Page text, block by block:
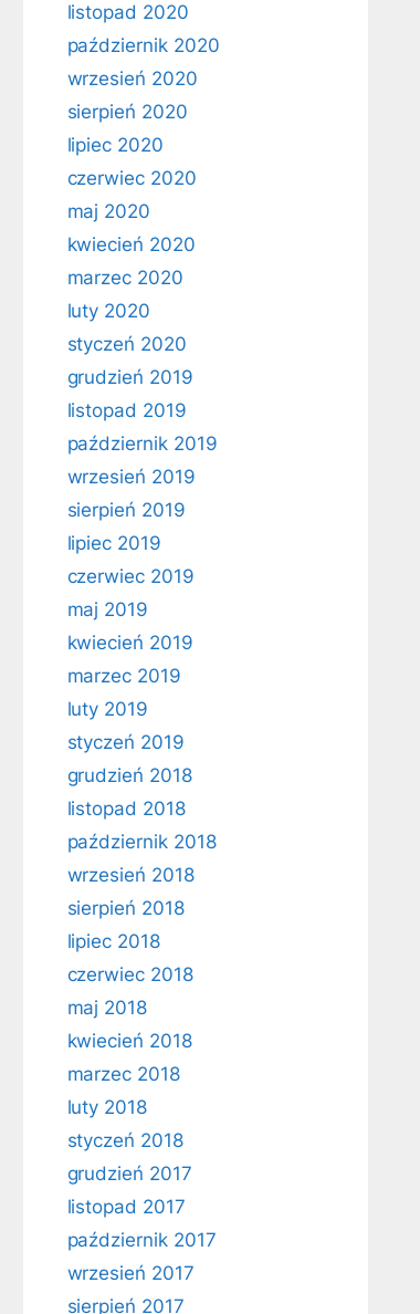
listopad 2020
październik 2020
wrzesień 2020
sierpień 2020
lipiec 2020
czerwiec 2020
maj 2020
kwiecień 2020
marzec 2020
luty 2020
styczeń 2020
grudzień 2019
listopad 2019
październik 2019
wrzesień 2019
sierpień 2019
lipiec 2019
czerwiec 2019
maj 2019
kwiecień 2019
marzec 2019
luty 2019
styczeń 2019
grudzień 2018
listopad 2018
październik 2018
wrzesień 2018
sierpień 2018
lipiec 2018
czerwiec 2018
maj 2018
kwiecień 2018
marzec 2018
luty 2018
styczeń 2018
grudzień 2017
listopad 2017
październik 2017
wrzesień 2017
sierpień 2017